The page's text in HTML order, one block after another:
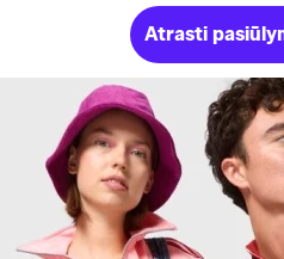
Atrasti